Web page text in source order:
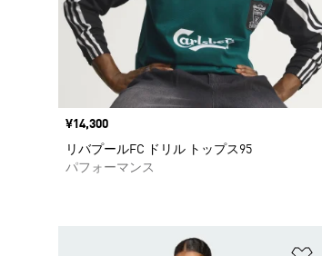
価格
¥14,300
リバプールFC ドリル トップス95
パフォーマンス